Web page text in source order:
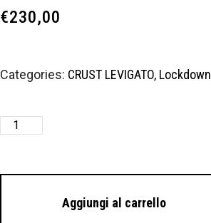
€230,00
Categories: CRUST LEVIGATO, Lockdown
Aggiungi al carrello